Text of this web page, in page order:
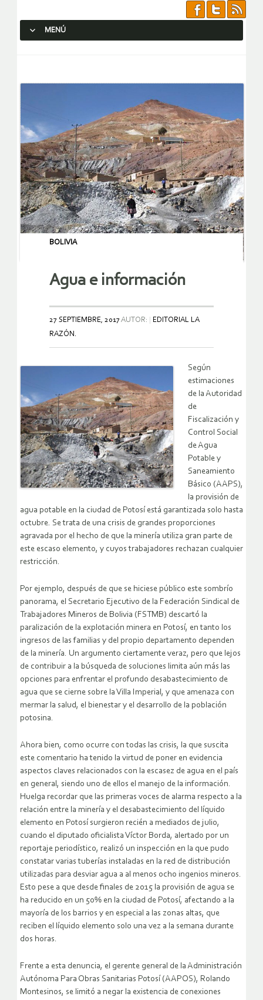
MENÚ
BOLIVIA
Agua e información
27 SEPTIEMBRE, 2017AUTOR:
EDITORIAL LA
RAZÓN.
Según
estimaciones
de la Autoridad
de
Fiscalización y
Control Social
de Agua
Potable y
Saneamiento
Básico (AAPS),
la provisión de
agua potable en la ciudad de Potosí está garantizada solo hasta
octubre. Se trata de una crisis de grandes proporciones
agravada por el hecho de que la minería utiliza gran parte de
este escaso elemento, y cuyos trabajadores rechazan cualquier
restricción.
Por ejemplo, después de que se hiciese público este sombrío
panorama, el Secretario Ejecutivo de la Federación Sindical de
Trabajadores Mineros de Bolivia (FSTMB) descartó la
paralización de la explotación minera en Potosí, en tanto los
ingresos de las familias y del propio departamento dependen
de la minería. Un argumento ciertamente veraz, pero que lejos
de contribuir a la búsqueda de soluciones limita aún más las
opciones para enfrentar el profundo desabastecimiento de
agua que se cierne sobre la Villa Imperial, y que amenaza con
mermar la salud, el bienestar y el desarrollo de la población
potosina.
Ahora bien, como ocurre con todas las crisis, la que suscita
este comentario ha tenido la virtud de poner en evidencia
aspectos claves relacionados con la escasez de agua en el país
en general, siendo uno de ellos el manejo de la información.
Huelga recordar que las primeras voces de alarma respecto a la
relación entre la minería y el desabastecimiento del líquido
elemento en Potosí surgieron recién a mediados de julio,
cuando el diputado oficialista Víctor Borda, alertado por un
reportaje periodístico, realizó un inspección en la que pudo
constatar varias tuberías instaladas en la red de distribución
utilizadas para desviar agua a al menos ocho ingenios mineros.
Esto pese a que desde finales de 2015 la provisión de agua se
ha reducido en un 50% en la ciudad de Potosí, afectando a la
mayoría de los barrios y en especial a las zonas altas, que
reciben el líquido elemento solo una vez a la semana durante
dos horas.
Frente a esta denuncia, el gerente general de la Administración
Autónoma Para Obras Sanitarias Potosí (AAPOS), Rolando
Montesinos, se limitó a negar la existencia de conexiones